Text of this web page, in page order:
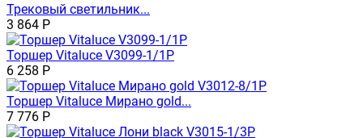
Трековый светильник...
3 864 Р
Торшер Vitaluce V3099-1/1P
6 258 Р
Торшер Vitaluce Мирано gold...
7 776 Р